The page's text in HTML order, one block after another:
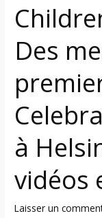
Des
à
vidéos
Laisser un
A
»
à
Helsinki
plusieurs
vidéos
et
setlist